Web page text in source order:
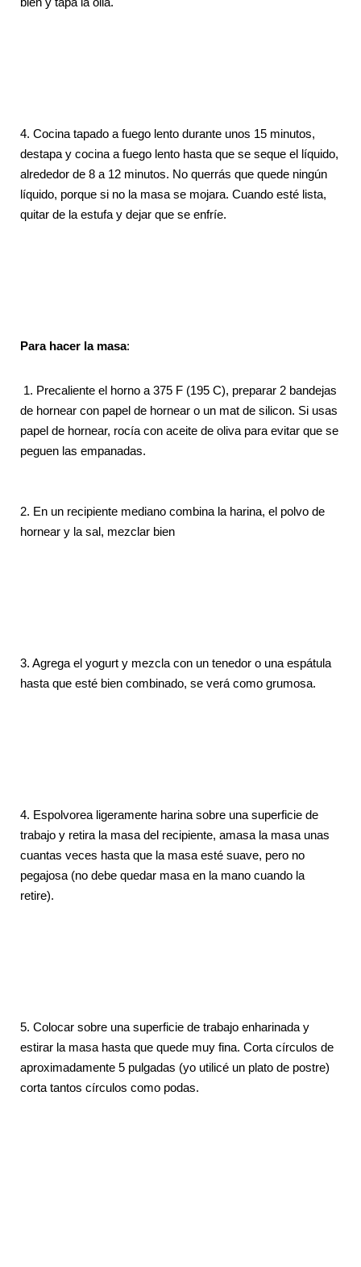
4. Cocina tapado a fuego lento durante unos 15 minutos,
destapa y cocina a fuego lento hasta que se seque el líquido,
alrededor de 8 a 12 minutos. No querrás que quede ningún
líquido, porque si no la masa se mojara. Cuando esté lista,
quitar de la estufa y dejar que se enfríe.
Para hacer la masa:
1. Precaliente el horno a 375 F (195 C), preparar 2 bandejas
de hornear con papel de hornear o un mat de silicon. Si usas
papel de hornear, rocía con aceite de oliva para evitar que se
peguen las empanadas.
2. En un recipiente mediano combina la harina, el polvo de
hornear y la sal, mezclar bien
3. Agrega el yogurt y mezcla con un tenedor o una espátula
hasta que esté bien combinado, se verá como grumosa.
4. Espolvorea ligeramente harina sobre una superficie de
trabajo y retira la masa del recipiente, amasa la masa unas
cuantas veces hasta que la masa esté suave, pero no
pegajosa (no debe quedar masa en la mano cuando la
retire).
5. Colocar sobre una superficie de trabajo enharinada y
estirar la masa hasta que quede muy fina. Corta círculos de
aproximadamente 5 pulgadas (yo utilicé un plato de postre)
corta tantos círculos como podas.